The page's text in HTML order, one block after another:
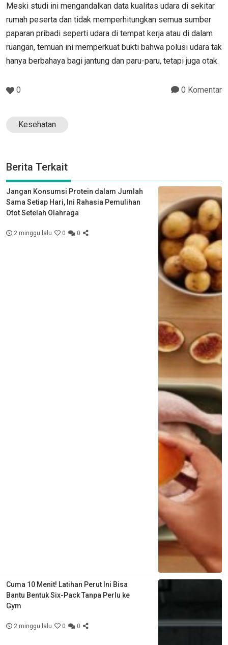
Meski studi ini mengandalkan data kualitas udara di sekitar
rumah peserta dan tidak memperhitungkan semua sumber
paparan pribadi seperti udara di tempat kerja atau di dalam
ruangan, temuan ini memperkuat bukti bahwa polusi udara tak
hanya berbahaya bagi jantung dan paru-paru, tetapi juga otak.
0 0 Komentar
Kesehatan
Berita Terkait
Jangan Konsumsi Protein dalam Jumlah
Sama Setiap Hari, Ini Rahasia Pemulihan
Otot Setelah Olahraga
2 minggu lalu 0 0
Cuma 10 Menit! Latihan Perut Ini Bisa
Bantu Bentuk Six-Pack Tanpa Perlu ke
Gym
2 minggu lalu 0 0